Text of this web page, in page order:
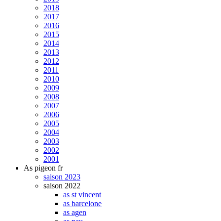
2018
2017
2016
2015
2014
2013
2012
2011
2010
2009
2008
2007
2006
2005
2004
2003
2002
2001
As pigeon fr
saison 2023
saison 2022
as st vincent
as barcelone
as agen